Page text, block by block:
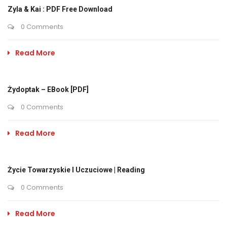
Zyla & Kai : PDF Free Download
0 Comments
Read More
Żydoptak – EBook [PDF]
0 Comments
Read More
Życie Towarzyskie I Uczuciowe | Reading
0 Comments
Read More